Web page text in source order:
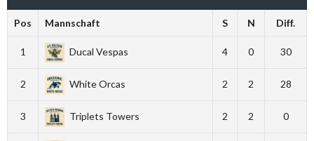
Pos Mannschaft S N Diff.
1 Ducal Vespas 4 0 30
2 White Orcas 2 2 28
3 Triplets Towers 2 2 0